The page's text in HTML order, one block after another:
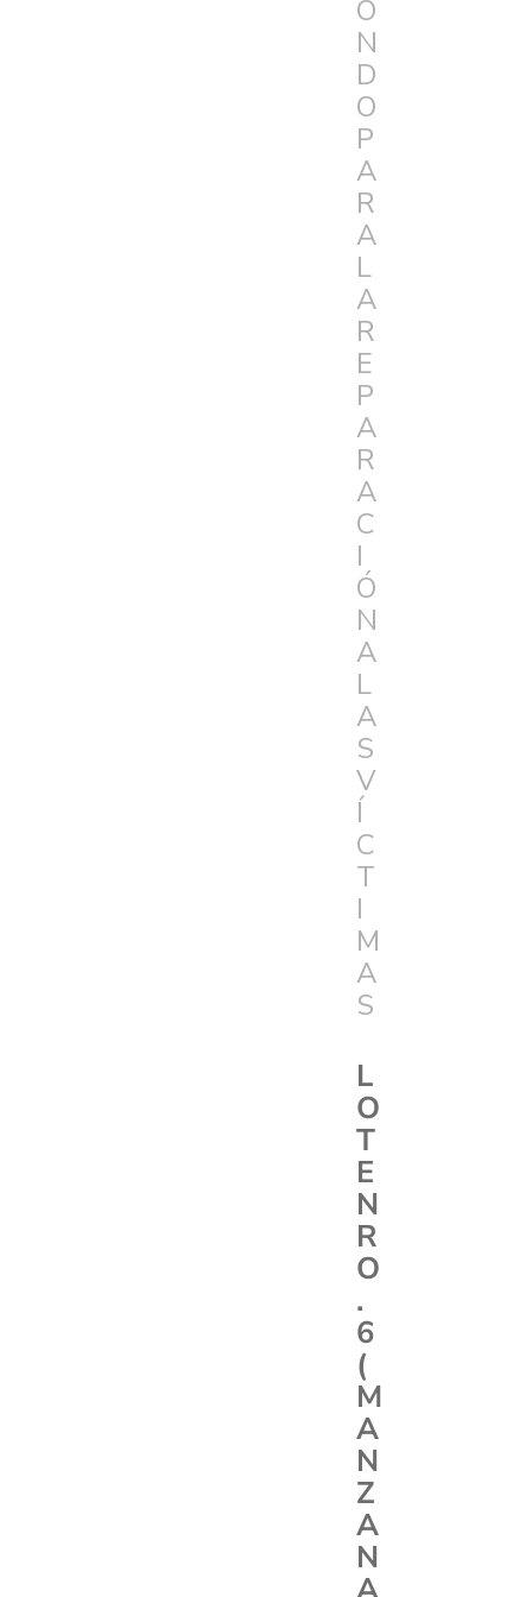
O
N
D
O
P
A
R
A
L
A
R
E
P
A
R
A
C
I
Ó
N
A
L
A
S
V
Í
C
T
I
M
A
S
L
O
T
E
N
R
O
.
6
(
M
A
N
Z
A
N